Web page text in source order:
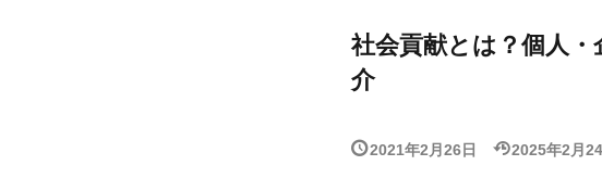
社会貢献とは？個人
介
2021年2月26日 2025年2月